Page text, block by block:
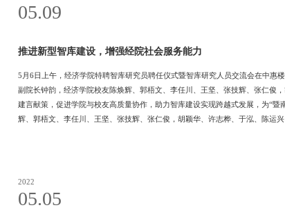
05.09
推进新型智库建设，增强经院社会服务能力
5月6日上午，经济学院特聘智库研究员聘任仪式暨智库研究人员交流会在中惠
副院长钟韵，经济学院校友陈焕辉、郭梧文、李任川、王坚、张技辉、张仁俊
建言献策，促进学院与校友高质量协作，助力智库建设实现跨越式发展，为“
辉、郭梧文、李任川、王坚、张技辉、张仁俊，胡颖华、许志桦、于泓、陈运
2022
05.05